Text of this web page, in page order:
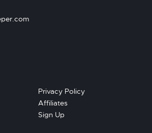
Privacy Policy
Affiliates
Sign Up